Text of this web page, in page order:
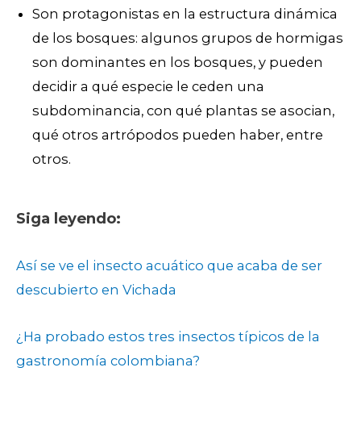
Son protagonistas en la estructura dinámica
de los bosques: algunos grupos de hormigas
son dominantes en los bosques, y pueden
decidir a qué especie le ceden una
subdominancia, con qué plantas se asocian,
qué otros artrópodos pueden haber, entre
otros.
Siga leyendo:
Así se ve el insecto acuático que acaba de ser
descubierto en Vichada
¿Ha probado estos tres insectos típicos de la
gastronomía colombiana?